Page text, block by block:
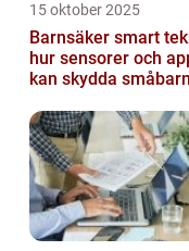
15 oktober 2025
Barnsäker smart
hur sensorer och
kan skydda småbarn